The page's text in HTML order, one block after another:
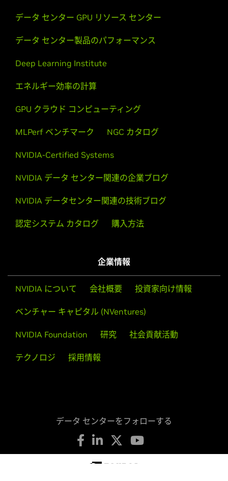
データ センター GPU リソース センター
データ センター製品のパフォーマンス
Deep Learning Institute
エネルギー効率の計算
GPU クラウド コンピューティング
MLPerf ベンチマーク NGC カタログ
NVIDIA-Certified Systems
NVIDIA データ センター関連の企業ブログ
NVIDIA データセンター関連の技術ブログ
認定システム カタログ 購入方法
企業情報
NVIDIA について 会社概要 投資家向け情報
ベンチャー キャピタル (NVentures)
NVIDIA Foundation 研究 社会貢献活動
テクノロジ 採用情報
データ センターをフォローする